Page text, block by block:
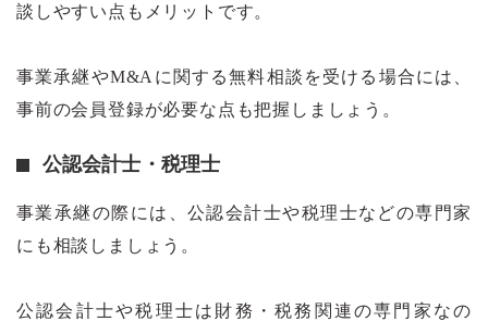
談しやすい点もメリットです。
事業承継やM&Aに関する無料相談を受ける場合には、
事前の会員登録が必要な点も把握しましょう。
公認会計士・税理士
事業承継の際には、公認会計士や税理士などの専門家
にも相談しましょう。
公認会計士や税理士は財務・税務関連の専門家なの